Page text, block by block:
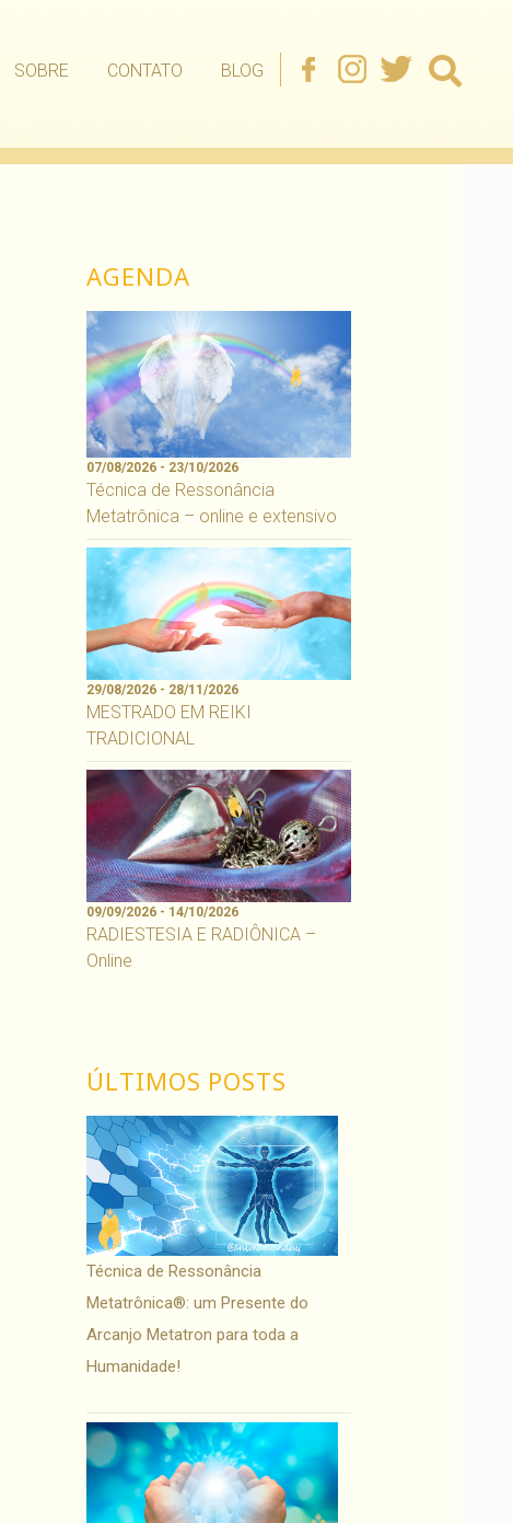
SOBRE CONTATO BLOG
AGENDA
07/08/2026 - 23/10/2026
Técnica de Ressonância
Metatrônica – online e extensivo
29/08/2026 - 28/11/2026
MESTRADO EM REIKI
TRADICIONAL
09/09/2026 - 14/10/2026
RADIESTESIA E RADIÔNICA –
Online
ÚLTIMOS POSTS
Técnica de Ressonância
Metatrônica®: um Presente do
Arcanjo Metatron para toda a
Humanidade!